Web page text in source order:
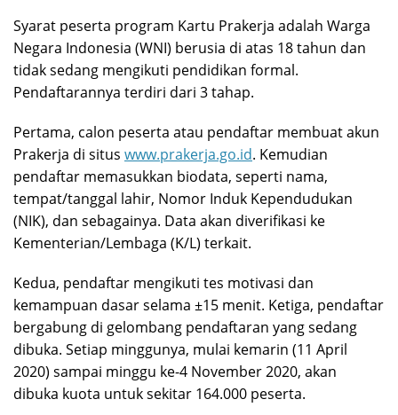
Syarat peserta program Kartu Prakerja adalah Warga
Negara Indonesia (WNI) berusia di atas 18 tahun dan
tidak sedang mengikuti pendidikan formal.
Pendaftarannya terdiri dari 3 tahap.
Pertama, calon peserta atau pendaftar membuat akun
Prakerja di situs www.prakerja.go.id. Kemudian
pendaftar memasukkan biodata, seperti nama,
tempat/tanggal lahir, Nomor Induk Kependudukan
(NIK), dan sebagainya. Data akan diverifikasi ke
Kementerian/Lembaga (K/L) terkait.
Kedua, pendaftar mengikuti tes motivasi dan
kemampuan dasar selama ±15 menit. Ketiga, pendaftar
bergabung di gelombang pendaftaran yang sedang
dibuka. Setiap minggunya, mulai kemarin (11 April
2020) sampai minggu ke-4 November 2020, akan
dibuka kuota untuk sekitar 164.000 peserta.